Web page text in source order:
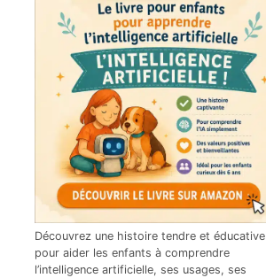
Découvrez une histoire tendre et éducative
pour aider les enfants à comprendre
l’intelligence artificielle, ses usages, ses